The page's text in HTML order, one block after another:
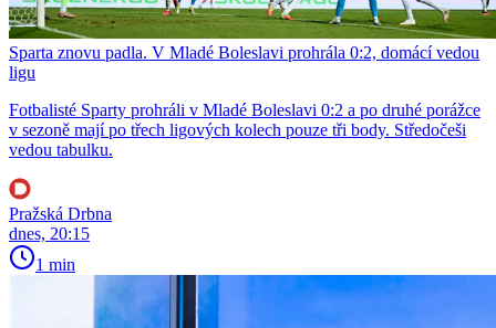
Sparta znovu padla. V Mladé Boleslavi prohrála 0:2, domácí vedou
ligu
Fotbalisté Sparty prohráli v Mladé Boleslavi 0:2 a po druhé porážce
v sezoně mají po třech ligových kolech pouze tři body. Středočeši
vedou tabulku.
Pražská Drbna
dnes, 20:15
1 min